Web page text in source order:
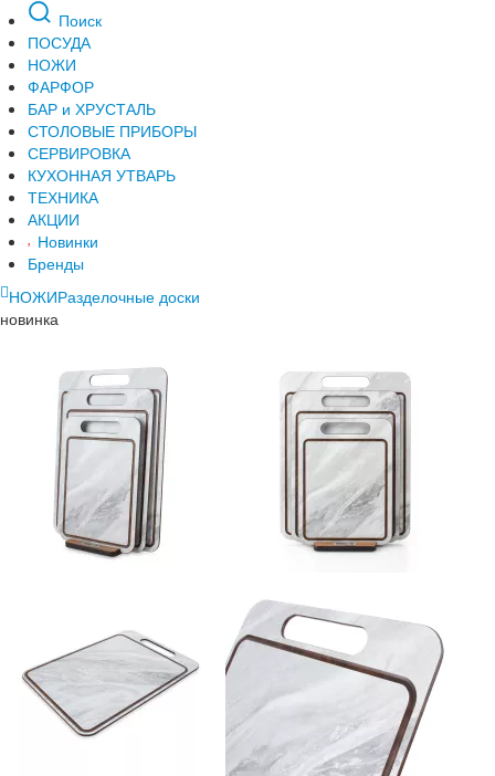
Поиск
ПОСУДА
НОЖИ
ФАРФОР
БАР и ХРУСТАЛЬ
СТОЛОВЫЕ ПРИБОРЫ
СЕРВИРОВКА
КУХОННАЯ УТВАРЬ
ТЕХНИКА
АКЦИИ
Новинки
Бренды
НОЖИРазделочные доски
новинка